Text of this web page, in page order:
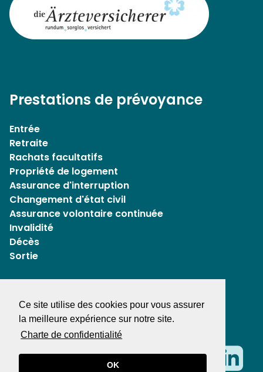
Ce site utilise des cookies pour vous assurer
la meilleure expérience sur notre site.
Charte de confidentialité​​​​​​​
OK
Prestations de prévoyance
Entrée
Retraite
Rachats facultatifs
Propriété de logement
Assurance d'interruption
Changement d'état civil
Assurance volontaire continuée
Invalidité
Décès
Sortie
Protection des données
La caisse de pension pour les